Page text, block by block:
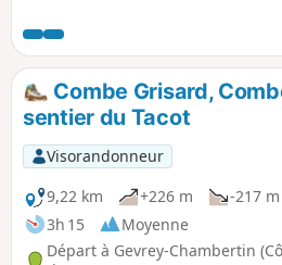
sont au rendez-vous.
Combe Grisard,
sentier du Tacot
Visorandonneur
9,22 km
+226 m
-217 m
3h 15
Moyenne
Départ à Gevrey-Chambertin